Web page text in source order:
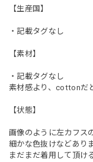
【生産国】
・記載タグなし
【素材】
・記載タグなし
素材感より、cottonだ
【状態】
画像のように左カフス
細かな色抜けなどあり
まだまだ着用して頂け